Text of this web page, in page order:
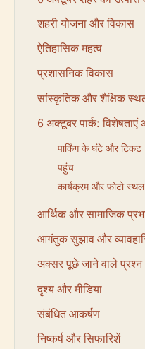
शहरी योजना और विकास
ऐतिहासिक महत्व
प्रशासनिक विकास
सांस्कृतिक और शैक्षिक
6 अक्टूबर पार्क:
पार्किंग के घंटे और टिकट
पहुंच
कार्यक्रम और फोटो स्थल
आर्थिक और सामाजिक
आगंतुक सुझाव और
अक्सर पूछे जाने वाले
दृश्य और मीडिया
संबंधित आकर्षण
निष्कर्ष और सिफारिशें